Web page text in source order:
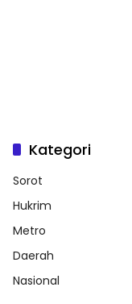
Kategori
Sorot
Hukrim
Metro
Daerah
Nasional